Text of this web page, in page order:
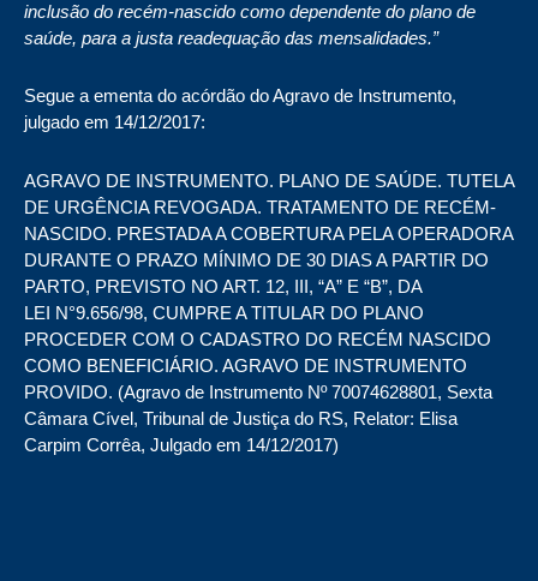
inclusão do recém-nascido como dependente do plano de
saúde, para a justa readequação das mensalidades.”
Segue a ementa do acórdão do Agravo de Instrumento,
julgado em 14/12/2017:
AGRAVO DE INSTRUMENTO. PLANO DE SAÚDE. TUTELA
DE URGÊNCIA REVOGADA. TRATAMENTO DE RECÉM-
NASCIDO. PRESTADA A COBERTURA PELA OPERADORA
DURANTE O PRAZO MÍNIMO DE 30 DIAS A PARTIR DO
PARTO, PREVISTO NO ART. 12, III, “A” E “B”, DA
LEI N°9.656/98, CUMPRE A TITULAR DO PLANO
PROCEDER COM O CADASTRO DO RECÉM NASCIDO
COMO BENEFICIÁRIO. AGRAVO DE INSTRUMENTO
PROVIDO. (Agravo de Instrumento Nº70074628801, Sexta
Câmara Cível, Tribunal de Justiça do RS, Relator: Elisa
Carpim Corrêa, Julgado em 14/12/2017)